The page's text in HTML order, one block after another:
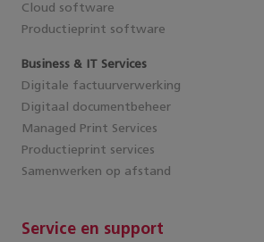
Cloud software
Productieprint software
Business & IT Services
Digitale factuurverwerking
Digitaal documentbeheer
Managed Print Services
Productieprint services
Samenwerken op afstand
Service en support